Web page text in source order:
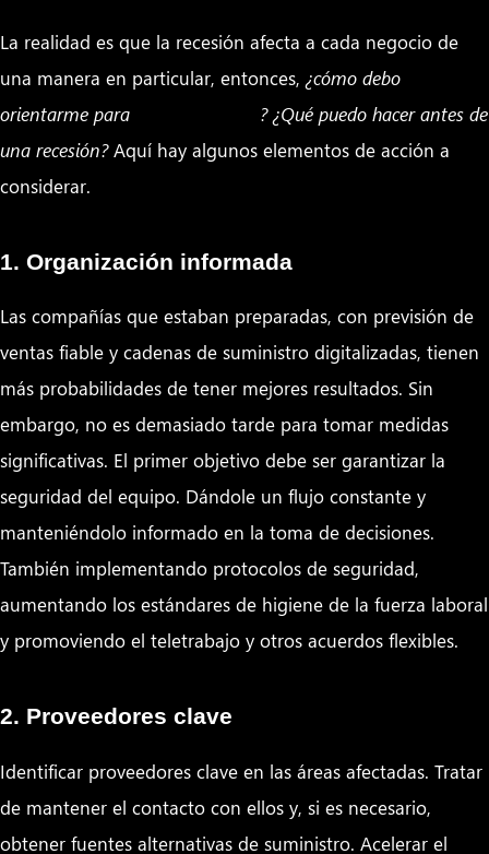
La realidad es que la recesión afecta a cada negocio de
una manera en particular, entonces, ¿cómo debo
orientarme para
? ¿Qué puedo hacer antes de
una recesión?Aquí hay algunos elementos de acción a
considerar.
1. Organización informada
Las compañías que estaban preparadas, con previsión de
ventas fiable y cadenas de suministro digitalizadas, tienen
más probabilidades de tener mejores resultados. Sin
embargo, no es demasiado tarde para tomar medidas
significativas. El primer objetivo debe ser garantizar la
seguridad del equipo. Dándole un flujo constante y
manteniéndolo informado en la toma de decisiones.
También implementando protocolos de seguridad,
aumentando los estándares de higiene de la fuerza laboral
y promoviendo el teletrabajo y otros acuerdos flexibles.
2. Proveedores clave
Identificar proveedores clave en las áreas afectadas. Tratar
de mantener el contacto con ellos y, si es necesario,
obtener fuentes alternativas de suministro. Acelerar el